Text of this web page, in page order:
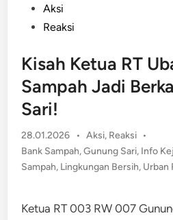
PostedAksi
Reaksi
Kisah Ketua RT
Sampah Jadi
Sari!
28.01.2026 • Posted
in
Aksi, Reaksi •
Bank Sampah,Gunung Sari, Info
Sampah, Lingkungan Bersih, Urban
Ketua RT 003 RW 007